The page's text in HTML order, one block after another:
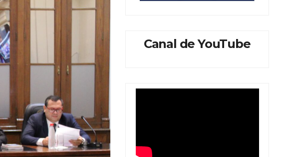
Canal de YouTube